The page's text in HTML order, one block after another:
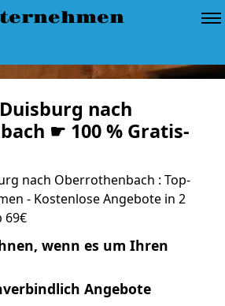
nach
☛ 100 % Gratis-
nach Oberrothenbach : Top-
- Kostenlose Angebote in 2
69€
wenn es um Ihren
Angebote